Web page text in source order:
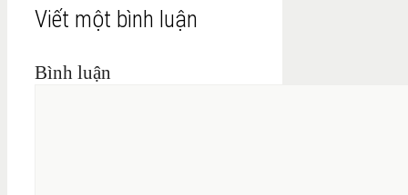
Viết một bình luận
Bình luận